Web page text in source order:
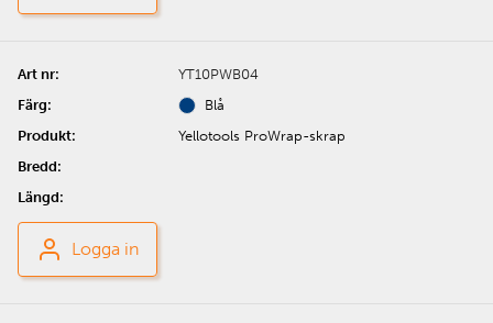
YT10PWB04
Blå
Yellotools ProWrap-skrap
Logga in